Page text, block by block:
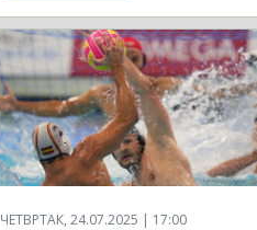
ЧЕТВРТАК, 24.07.2025 | 17:00